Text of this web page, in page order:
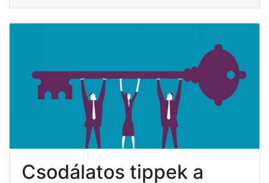
Csodálatos tippek a